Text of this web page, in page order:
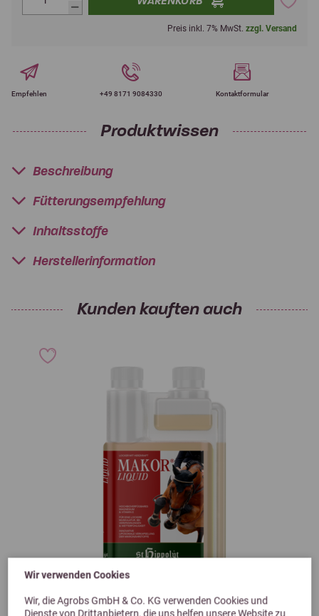
Wir verwenden Cookies
Wir, die Agrobs GmbH & Co. KG verwenden Cookies und
Dienste von Drittanbietern, die uns helfen unsere Website zu
Preis inkl. 7% MwSt. zzgl. Versand
Empfehlen +49 8171 9084330 Kontaktformular
Produktwissen
Beschreibung
Fütterungsempfehlung
Inhaltsstoffe
Herstellerinformation
Kunden kauften auch
Previous